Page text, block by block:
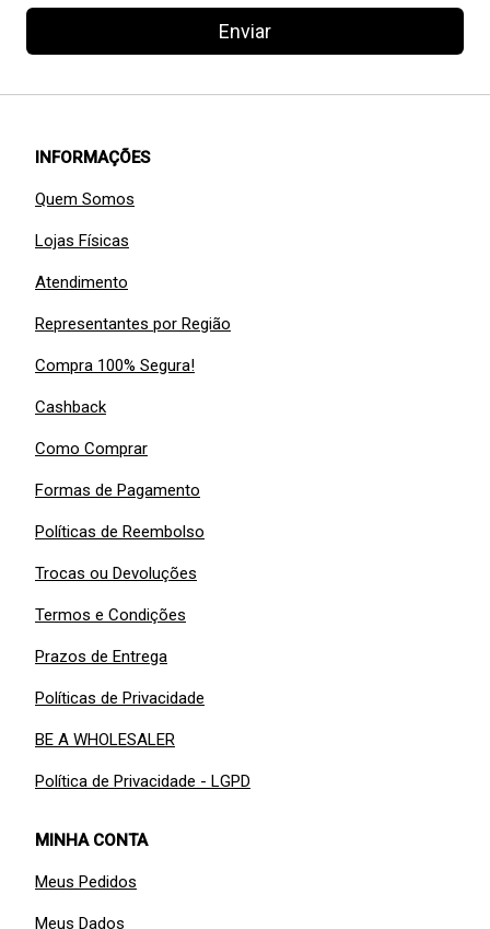
Enviar
INFORMAÇÕES
Quem Somos
Lojas Físicas
Atendimento
Representantes por Região
Compra 100% Segura!
Cashback
Como Comprar
Formas de Pagamento
Políticas de Reembolso
Trocas ou Devoluções
Termos e Condições
Prazos de Entrega
Políticas de Privacidade
BE A WHOLESALER
Política de Privacidade - LGPD
MINHA CONTA
Meus Pedidos
Meus Dados